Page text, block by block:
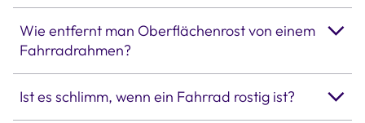
Wie entfernt man Oberflächenrost von einem
Fahrradrahmen?
Ist es schlimm, wenn ein Fahrrad rostig ist?